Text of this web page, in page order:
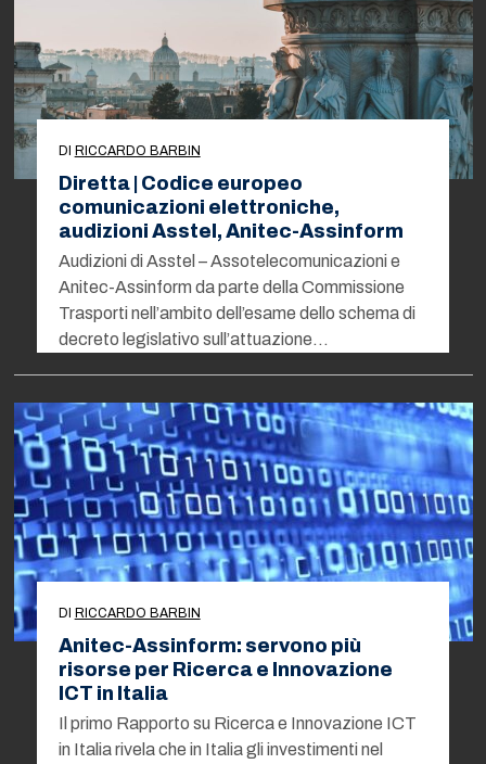
DI RICCARDO BARBIN
Diretta | Codice europeo
comunicazioni elettroniche,
audizioni Asstel, Anitec-Assinform
Audizioni di Asstel – Assotelecomunicazioni e
Anitec-Assinform da parte della Commissione
Trasporti nell’ambito dell’esame dello schema di
decreto legislativo sull’attuazione…
DI RICCARDO BARBIN
Anitec-Assinform: servono più
risorse per Ricerca e Innovazione
ICT in Italia
Il primo Rapporto su Ricerca e Innovazione ICT
in Italia rivela che in Italia gli investimenti nel